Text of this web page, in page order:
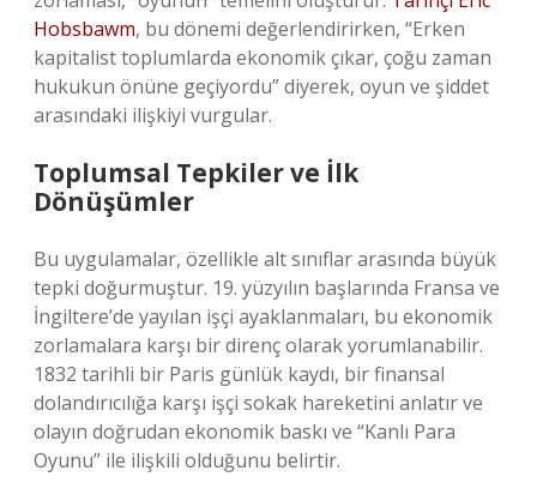
Hobsbawm, bu dönemi değerlendirirken, “Erken
kapitalist toplumlarda ekonomik çıkar, çoğu zaman
hukukun önüne geçiyordu” diyerek, oyun ve şiddet
arasındaki ilişkiyi vurgular.
Toplumsal Tepkiler ve İlk
Dönüşümler
Bu uygulamalar, özellikle alt sınıflar arasında büyük
tepki doğurmuştur. 19. yüzyılın başlarında Fransa ve
İngiltere’de yayılan işçi ayaklanmaları, bu ekonomik
zorlamalara karşı bir direnç olarak yorumlanabilir.
1832 tarihli bir Paris günlük kaydı, bir finansal
dolandırıcılığa karşı işçi sokak hareketini anlatır ve
olayın doğrudan ekonomik baskı ve “Kanlı Para
Oyunu” ile ilişkili olduğunu belirtir.